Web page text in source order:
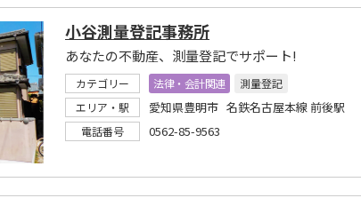
小谷測量登記事務所
あなたの不動産、測量登記でサポート!
カテゴリー 法律・会計関連
測量登記
エリア・駅
愛知県豊明市 名鉄名古屋本線 前後駅
電話番号 0562-85-9563